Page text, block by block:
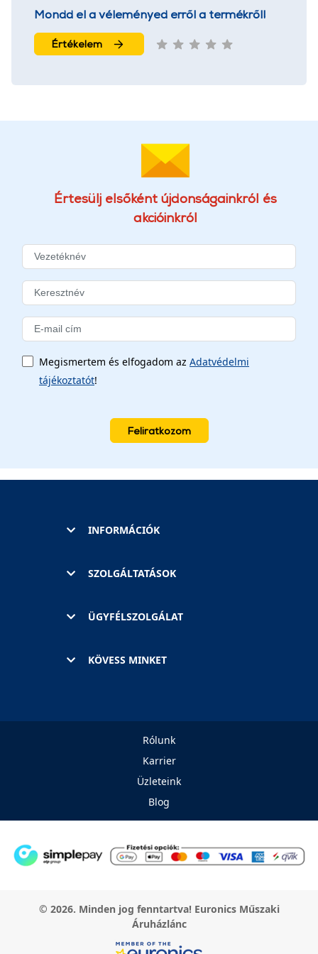
Mondd el a véleményed erről a termékről!
Értékelem
Értesülj elsőként újdonságainkról és
akcióinkról
Megismertem és elfogadom az Adatvédelmi
tájékoztatót!
Feliratkozom
INFORMÁCIÓK
SZOLGÁLTATÁSOK
ÜGYFÉLSZOLGÁLAT
KÖVESS MINKET
Rólunk
Karrier
Üzleteink
Blog
© 2026. Minden jog fenntartva! Euronics Műszaki
Áruházlánc